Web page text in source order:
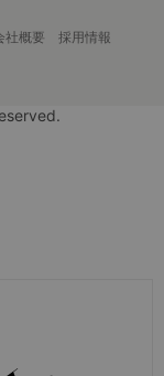
社概要
採用情報